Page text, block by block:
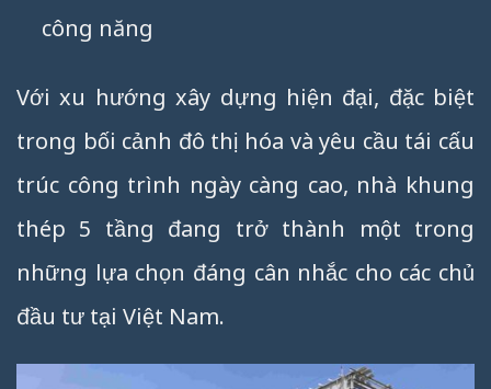
công năng
Với xu hướng xây dựng hiện đại, đặc biệt
trong bối cảnh đô thị hóa và yêu cầu tái cấu
trúc công trình ngày càng cao, nhà khung
thép 5 tầng đang trở thành một trong
những lựa chọn đáng cân nhắc cho các chủ
đầu tư tại Việt Nam.